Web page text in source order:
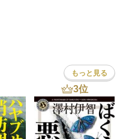
もっと見る
3位